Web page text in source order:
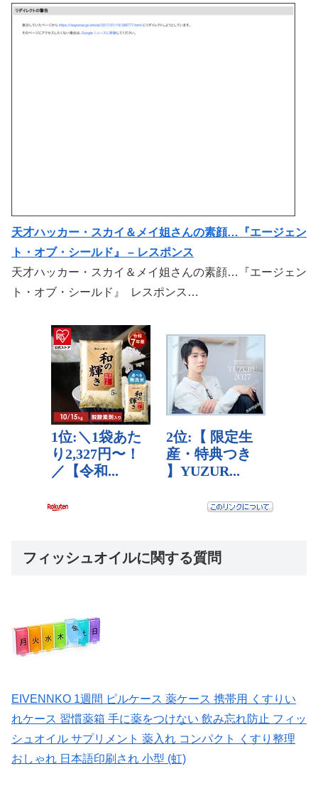
天才ハッカー・スカイ＆メイ姐さんの素顔…『エージェン
ト・オブ・シールド』 – レスポンス
天才ハッカー・スカイ＆メイ姐さんの素顔…『エージェン
ト・オブ・シールド』 レスポンス…
フィッシュオイルに関する質問
EIVENNKO 1週間 ピルケース 薬ケース 携帯用 くすりい
れケース 習慣薬箱 手に薬をつけない 飲み忘れ防止 フィッ
シュオイル サプリメント 薬入れ コンパクト くすり整理
おしゃれ 日本語印刷され 小型 (虹)